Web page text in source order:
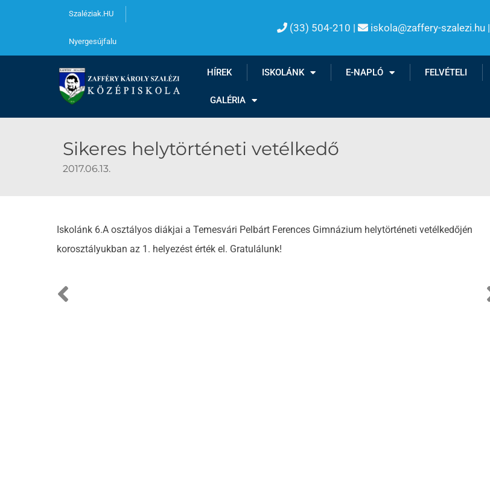
Szaléziak.HU
Nyergesújfalu
(33) 504-210 | iskola@zaffery-szalezi.hu |
HÍREK ISKOLÁNK E-NAPLÓ FELVÉTELI
GALÉRIA
Sikeres helytörténeti vetélkedő
2017.06.13.
Iskolánk 6.A osztályos diákjai a Temesvári Pelbárt Ferences Gimnázium helytörténeti vetélkedőjén
korosztályukban az 1. helyezést érték el. Gratulálunk!